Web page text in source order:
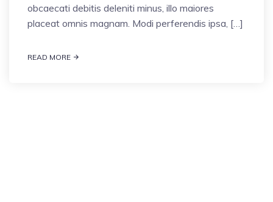
obcaecati debitis deleniti minus, illo maiores
placeat omnis magnam. Modi perferendis ipsa, […]
READ MORE